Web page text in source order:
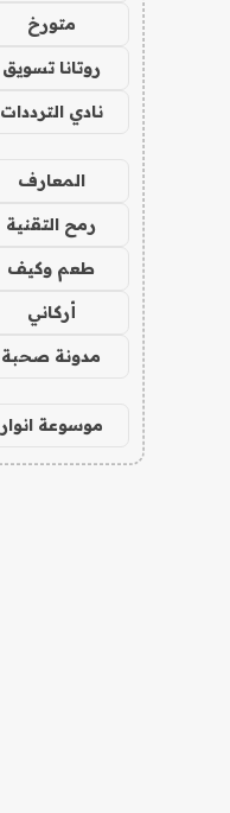
متورخ
روتانا تسويق
نادي الترددات
المعارف
رمح التقنية
طعم وكيف
أركاني
مدونة صحبة
موسوعة انوار